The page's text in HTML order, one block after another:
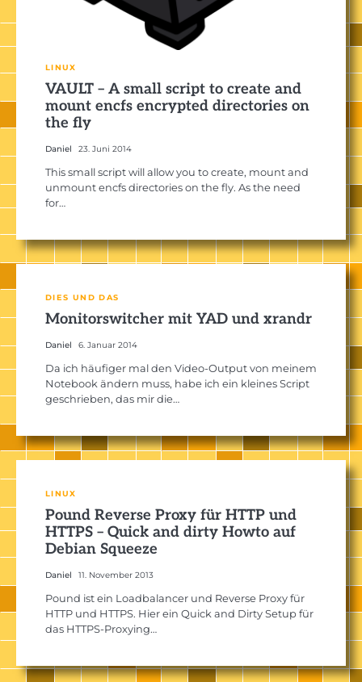
LINUX
VAULT – A small script to create and
mount encfs encrypted directories on
the fly
Daniel 23. Juni 2014
This small script will allow you to create, mount and
unmount encfs directories on the fly. As the need
for…
DIES UND DAS
Monitorswitcher mit YAD und xrandr
Daniel 6. Januar 2014
Da ich häufiger mal den Video-Output von meinem
Notebook ändern muss, habe ich ein kleines Script
geschrieben, das mir die…
LINUX
Pound Reverse Proxy für HTTP und
HTTPS – Quick and dirty Howto auf
Debian Squeeze
Daniel 11. November 2013
Pound ist ein Loadbalancer und Reverse Proxy für
HTTP und HTTPS. Hier ein Quick and Dirty Setup für
das HTTPS-Proxying…